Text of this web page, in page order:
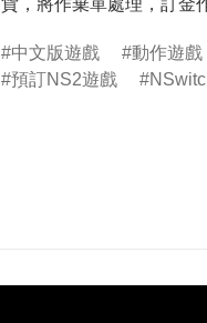
貨，將作棄單處理，訂金
中文版遊戲 動作遊戲
預訂NS2遊戲